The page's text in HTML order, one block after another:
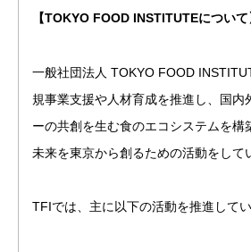
【TOKYO FOOD INSTITUTEについて
一般社団法人 TOKYO FOOD
規事業支援や人材育成を推進し、国内
ーの共創を生む食のエコシステムを構
未来を東京から創るための活動をして
TFIでは、主に以下の活動を推進してい